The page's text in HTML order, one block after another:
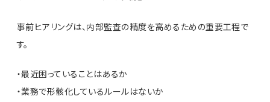
事前ヒアリングは、内部監査の精度を高めるための重要工程で
す。
・最近困っていることはあるか
・業務で形骸化しているルールはないか